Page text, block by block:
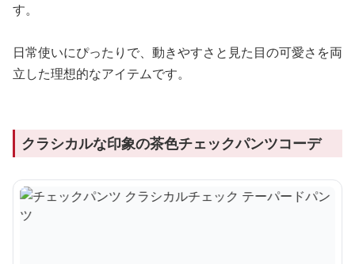
す。
日常使いにぴったりで、動きやすさと見た目の可愛さを両
立した理想的なアイテムです。
クラシカルな印象の茶色チェックパンツコーデ